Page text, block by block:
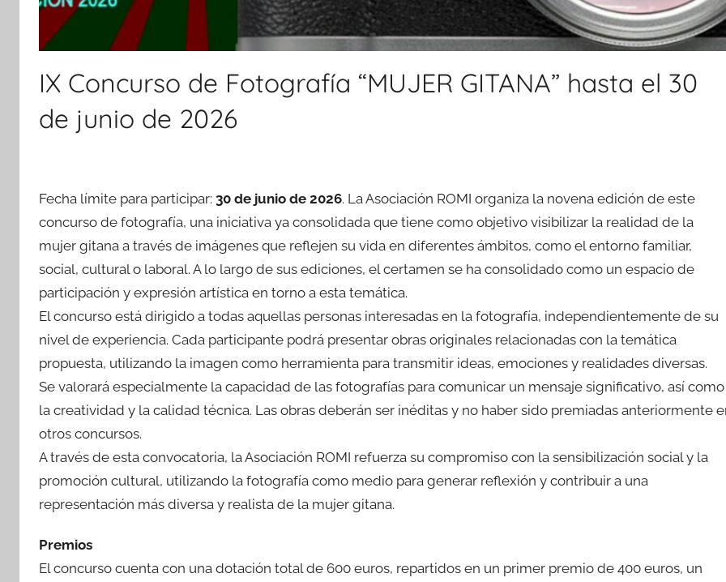
IX Concurso de Fotografía “MUJER GITANA” hasta el 30
de junio de 2026
Fecha límite para participar: 30 de junio de 2026. La Asociación ROMI organiza la novena edición de este
concurso de fotografía, una iniciativa ya consolidada que tiene como objetivo visibilizar la realidad de la
mujer gitana a través de imágenes que reflejen su vida en diferentes ámbitos, como el entorno familiar,
social, cultural o laboral. A lo largo de sus ediciones, el certamen se ha consolidado como un espacio de
participación y expresión artística en torno a esta temática.
El concurso está dirigido a todas aquellas personas interesadas en la fotografía, independientemente de su
nivel de experiencia. Cada participante podrá presentar obras originales relacionadas con la temática
propuesta, utilizando la imagen como herramienta para transmitir ideas, emociones y realidades diversas.
Se valorará especialmente la capacidad de las fotografías para comunicar un mensaje significativo, así como
la creatividad y la calidad técnica. Las obras deberán ser inéditas y no haber sido premiadas anteriormente
otros concursos.
A través de esta convocatoria, la Asociación ROMI refuerza su compromiso con la sensibilización social y la
promoción cultural, utilizando la fotografía como medio para generar reflexión y contribuir a una
representación más diversa y realista de la mujer gitana.
Premios
El concurso cuenta con una dotación total de 600 euros, repartidos en un primer premio de 400 euros, un